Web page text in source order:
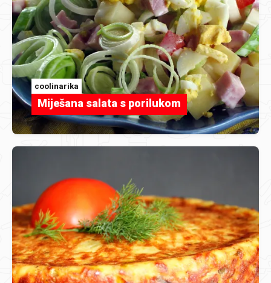
coolinarika
Miješana salata s porilukom